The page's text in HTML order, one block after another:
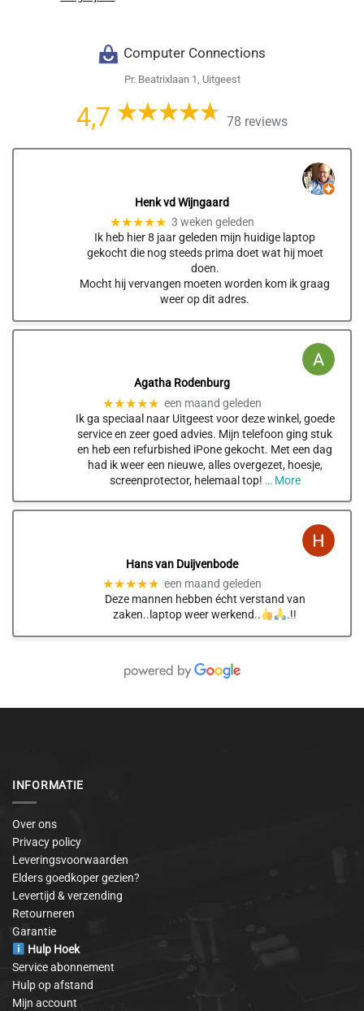
Computer Connections
Pr. Beatrixlaan 1, Uitgeest
4,7 78 reviews
Henk vd Wijngaard
★★★★★ 3 weken geleden
Ik heb hier 8 jaar geleden mijn huidige laptop
gekocht die nog steeds prima doet wat hij moet
doen.
Mocht hij vervangen moeten worden kom ik graag
weer op dit adres.
Agatha Rodenburg
★★★★★ een maand geleden
Ik ga speciaal naar Uitgeest voor deze winkel, goede
service en zeer goed advies. Mijn telefoon ging stuk
en heb een refurbished iPone gekocht. Met een dag
had ik weer een nieuwe, alles overgezet, hoesje,
screenprotector, helemaal top! … More
Hans van Duijvenbode
★★★★★ een maand geleden
Deze mannen hebben écht verstand van
zaken..laptop weer werkend..
.!!
INFORMATIE
Over ons
Privacy policy
Leveringsvoorwaarden
Elders goedkoper gezien?
Levertijd & verzending
Retourneren
Garantie
Hulp Hoek
Service abonnement
Hulp op afstand
Mijn account